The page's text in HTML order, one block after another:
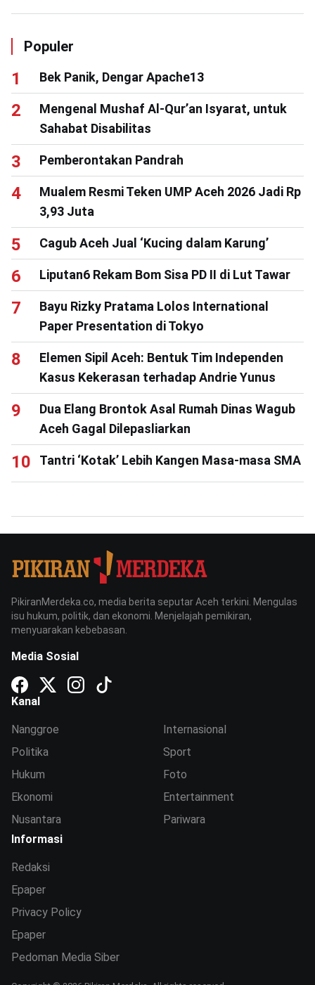
Populer
Bek Panik, Dengar Apache13
Mengenal Mushaf Al-Qur’an Isyarat, untuk
Sahabat Disabilitas
Pemberontakan Pandrah
Mualem Resmi Teken UMP Aceh 2026 Jadi Rp
3,93 Juta
Cagub Aceh Jual ‘Kucing dalam Karung’
Liputan6 Rekam Bom Sisa PD II di Lut Tawar
Bayu Rizky Pratama Lolos International
Paper Presentation di Tokyo
Elemen Sipil Aceh: Bentuk Tim Independen
Kasus Kekerasan terhadap Andrie Yunus
Dua Elang Brontok Asal Rumah Dinas Wagub
Aceh Gagal Dilepasliarkan
Tantri ‘Kotak’ Lebih Kangen Masa-masa SMA
PikiranMerdeka.co, media berita seputar Aceh terkini. Mengulas
isu hukum, politik, dan ekonomi. Menjelajah pemikiran,
menyuarakan kebebasan.
Media Sosial
Kanal
Nanggroe
Politika
Hukum
Ekonomi
Nusantara
Internasional
Sport
Foto
Entertainment
Pariwara
Informasi
Redaksi
Epaper
Privacy Policy
Epaper
Pedoman Media Siber